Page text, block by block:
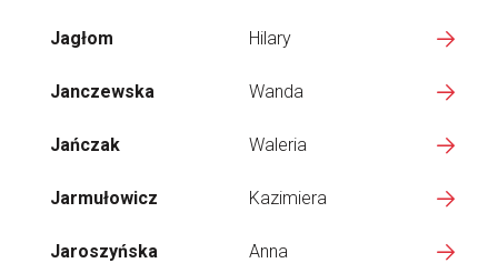
Jagłom Hilary
Janczewska Wanda
Jańczak Waleria
Jarmułowicz Kazimiera
Jaroszyńska Anna